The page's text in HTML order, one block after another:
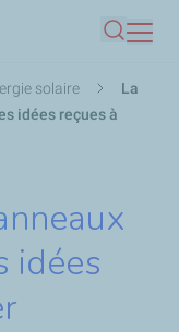
solaire
La
idées reçues à
idées